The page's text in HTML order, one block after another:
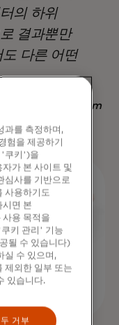
의 하위
결과뿐만
다른 어떤
GlassesUSA.com
과를 측정하며,
험을 제공하기
'쿠키')을
가 본 사이트 및
심사를 기반으로
사용하기도
면 본
사용 목적을
키 관리' 기능
될 수 있습니다)
실 수 있으며,
제외한 일부 또는
있습니다.
거부